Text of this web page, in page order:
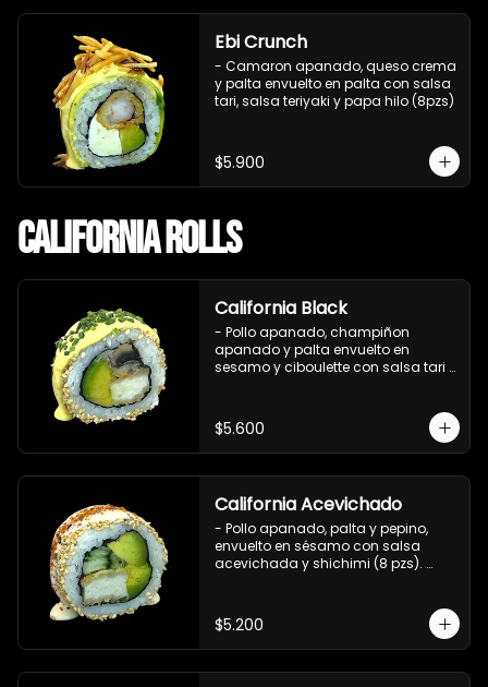
Ebi Crunch
- Camaron apanado, queso crema
y palta envuelto en palta con salsa
tari, salsa teriyaki y papa hilo (8pzs)
$5.900
California Rolls
California Black
- Pollo apanado, champiñon
apanado y palta envuelto en
sesamo y ciboulette con salsa tari
$5.600
California Acevichado
- Pollo apanado, palta y pepino,
envuelto en sésamo con salsa
acevichada y shichimi (8 pzs).
$5.200